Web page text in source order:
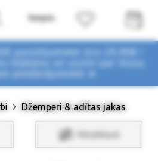
pasūtījumiem virs 29,90€ !
biļetenu un uzzini par mūsu
Džemperi & adītas jakas
Filtri/Atlasīt